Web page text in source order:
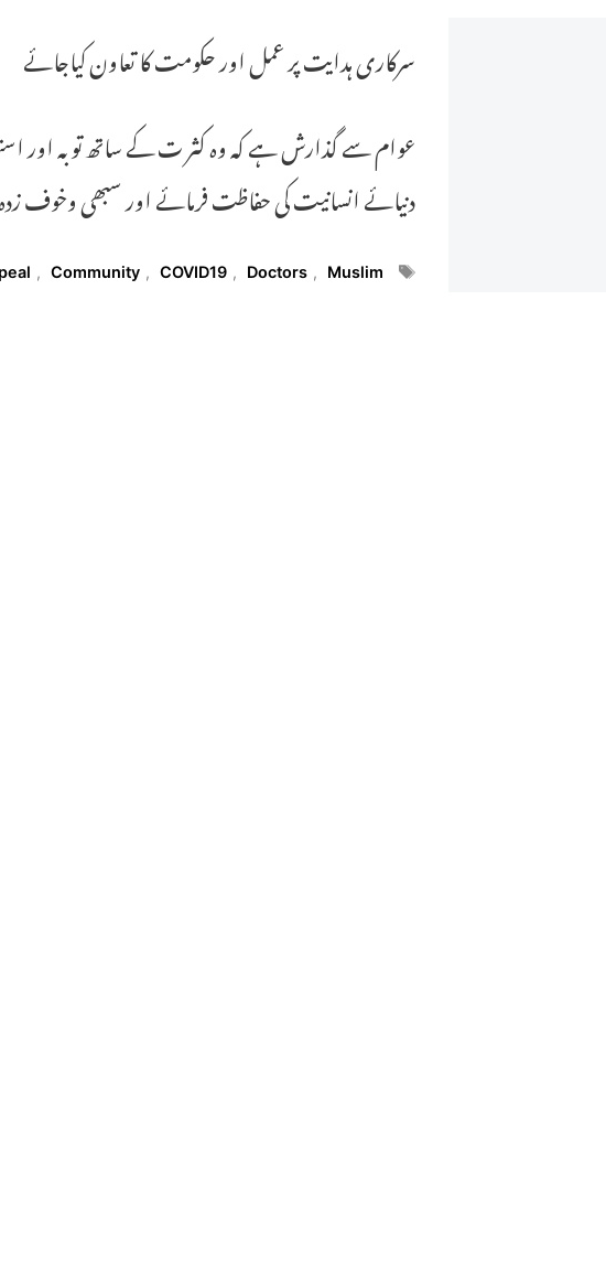
سرکاری ہدایت پر عمل اور حکومت کا تعاون کیاجائے
عوام سے گذارش ہے کہ وہ کثر ت کے ساتھ توبہ اور
دنیائے انسانیت کی حفاظت فرمائے اور سبھی وخوف
Tags
, Community , COVID19 , Doctors , Muslim